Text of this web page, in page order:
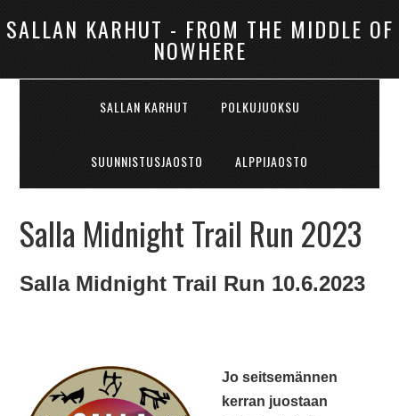
SALLAN KARHUT - FROM THE MIDDLE OF
NOWHERE
SALLAN KARHUT POLKUJUOKSU
SUUNNISTUSJAOSTO ALPPIJAOSTO
Salla Midnight Trail Run 2023
Salla Midnight Trail Run 10.6.2023
Jo seitsemännen
kerran juostaan